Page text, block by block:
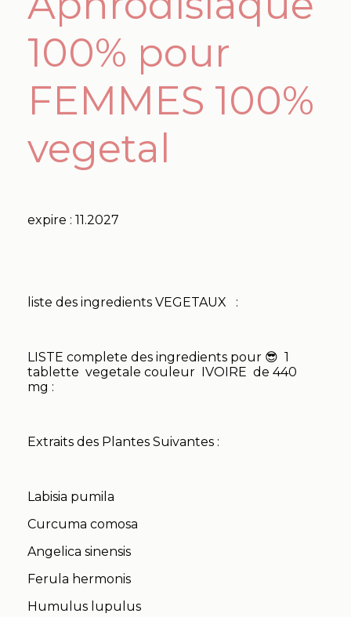
100% pour
FEMMES 100%
vegetal
expire : 11.2027
liste des ingredients VEGETAUX :
LISTE complete des ingredients pour 😎 1
tablette vegetale couleur IVOIRE de 440
mg :
Extraits des Plantes Suivantes :
Labisia pumila
Curcuma comosa
Angelica sinensis
Ferula hermonis
Humulus lupulus